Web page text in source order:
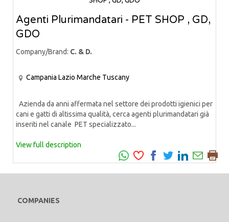
Agenti Plurimandatari - PET SHOP , GD,
GDO
Company/Brand: C. & D.
Campania Lazio Marche Tuscany
Azienda da anni affermata nel settore dei prodotti igienici per
cani e gatti di altissima qualità, cerca agenti plurimandatari già
inseriti nel canale PET specializzato...
View full description
COMPANIES